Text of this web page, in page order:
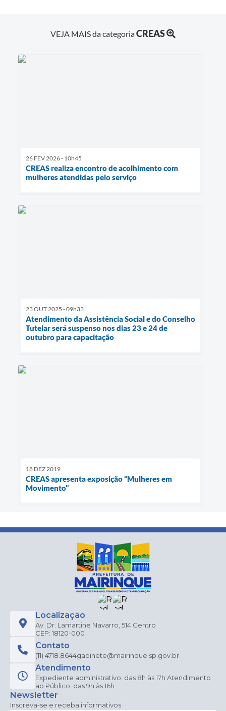
VEJA MAIS da categoriaCREAS
26 FEV 2026 - 10h45
CREAS realiza encontro de acolhimento com
mulheres atendidas pelo serviço
23 OUT 2025 - 09h33
Atendimento da Assistência Social e do Conselho
Tutelar será suspenso nos dias 23 e 24 de
outubro para capacitação
18 DEZ 2019
CREAS apresenta exposição “Mulheres em
Movimento"
Localização
Av. Dr. Lamartine Navarro, 514 Centro
CEP: 18120-000
Contato
(11) 4718.8644gabinete@mairinque.sp.gov.br
Atendimento
Expediente administrativo: das 8h às 17h Atendimento
ao Público: das 9h às 16h
Newsletter
Inscreva-se e receba informativos